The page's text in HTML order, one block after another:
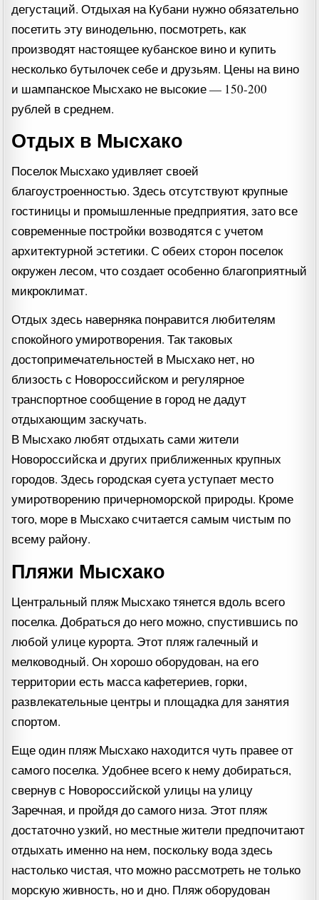
дегустаций. Отдыхая на Кубани нужно обязательно
посетить эту винодельню, посмотреть, как
производят настоящее кубанское вино и купить
несколько бутылочек себе и друзьям. Цены на вино
и шампанское Мысхако не высокие — 150-200
рублей в среднем.
Отдых в Мысхако
Поселок Мысхако удивляет своей
благоустроенностью. Здесь отсутствуют крупные
гостиницы и промышленные предприятия, зато все
современные постройки возводятся с учетом
архитектурной эстетики. С обеих сторон поселок
окружен лесом, что создает особенно благоприятный
микроклимат.
Отдых здесь наверняка понравится любителям
спокойного умиротворения. Так таковых
достопримечательностей в Мысхако нет, но
близость с Новороссийском и регулярное
транспортное сообщение в город не дадут
отдыхающим заскучать.
В Мысхако любят отдыхать сами жители
Новороссийска и других приближенных крупных
городов. Здесь городская суета уступает место
умиротворению причерноморской природы. Кроме
того, море в Мысхако считается самым чистым по
всему району.
Пляжи Мысхако
Центральный пляж Мысхако тянется вдоль всего
поселка. Добраться до него можно, спустившись по
любой улице курорта. Этот пляж галечный и
мелководный. Он хорошо оборудован, на его
территории есть масса кафетериев, горки,
развлекательные центры и площадка для занятия
спортом.
Еще один пляж Мысхако находится чуть правее от
самого поселка. Удобнее всего к нему добираться,
свернув с Новороссийской улицы на улицу
Заречная, и пройдя до самого низа. Этот пляж
достаточно узкий, но местные жители предпочитают
отдыхать именно на нем, поскольку вода здесь
настолько чистая, что можно рассмотреть не только
морскую живность, но и дно. Пляж оборудован